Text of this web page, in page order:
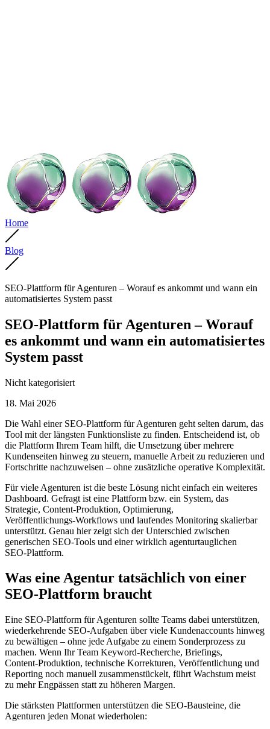
Home
Blog
SEO-Plattform für Agenturen – Worauf es ankommt und wann ein
automatisiertes System passt
SEO-Plattform für Agenturen – Worauf
es ankommt und wann ein automatisiertes
System passt
Nicht kategorisiert
18. Mai 2026
Die Wahl einer SEO‑Plattform für Agenturen geht selten darum, das
Tool mit der längsten Funktionsliste zu finden. Entscheidend ist, ob
die Plattform Ihrem Team hilft, die Umsetzung über mehrere
Kundenseiten hinweg zu steuern, manuelle Arbeit zu reduzieren und
Fortschritte nachzuweisen – ohne zusätzliche operative Komplexität.
Für viele Agenturen ist die beste Lösung nicht einfach ein weiteres
Dashboard. Gefragt ist eine Plattform bzw. ein System, das
Strategie, Content‑Produktion, Optimierung,
Veröffentlichungs‑Workflows und laufendes Monitoring skalierbar
unterstützt. Genau hier zeigt sich der Unterschied zwischen
generischen SEO‑Tools und einer wirklich agenturtauglichen
SEO‑Plattform.
Was eine Agentur tatsächlich von einer
SEO‑Plattform braucht
Eine SEO‑Plattform für Agenturen sollte Teams dabei unterstützen,
wiederkehrende SEO‑Aufgaben über viele Kundenaccounts hinweg
zu bewältigen – ohne jede Aufgabe zu einem Sonderprozess zu
machen. Wenn Ihr Team Keyword‑Recherche, Briefings,
Content‑Produktion, technische Korrekturen, Veröffentlichung und
Reporting noch manuell zusammenstückelt, führt Wachstum meist
zu mehr Engpässen statt zu höheren Margen.
Die stärksten Plattformen unterstützen die SEO‑Bausteine, die
Agenturen jeden Monat wiederholen: